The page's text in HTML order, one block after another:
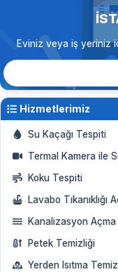
Eviniz veya iş yeriniz
Hizmetlerimiz
Su Kaçağı Tespiti
Termal Kamera ile
Koku Tespiti
Lavabo Tıkanıklığı
Kanalizasyon Açma
Petek Temizliği
Yerden Isıtma